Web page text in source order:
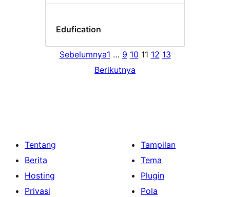
Edufication
Sebelumnya1 … 9 10 11 12 13
Berikutnya
Tentang
Berita
Hosting
Privasi
Tampilan
Tema
Plugin
Pola